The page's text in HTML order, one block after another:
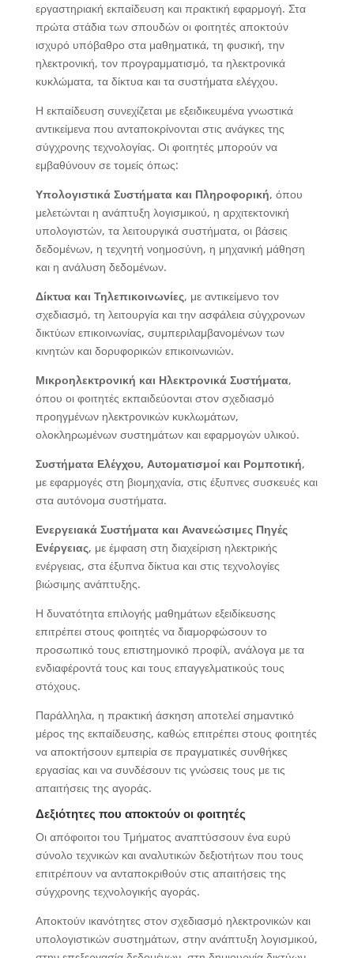
εργαστηριακή εκπαίδευση και πρακτική εφαρμογή. Στα
πρώτα στάδια των σπουδών οι φοιτητές αποκτούν
ισχυρό υπόβαθρο στα μαθηματικά, τη φυσική, την
ηλεκτρονική, τον προγραμματισμό, τα ηλεκτρονικά
κυκλώματα, τα δίκτυα και τα συστήματα ελέγχου.
Η εκπαίδευση συνεχίζεται με εξειδικευμένα γνωστικά
αντικείμενα που ανταποκρίνονται στις ανάγκες της
σύγχρονης τεχνολογίας. Οι φοιτητές μπορούν να
εμβαθύνουν σε τομείς όπως:
Υπολογιστικά Συστήματα και Πληροφορική, όπου
μελετώνται η ανάπτυξη λογισμικού, η αρχιτεκτονική
υπολογιστών, τα λειτουργικά συστήματα, οι βάσεις
δεδομένων, η τεχνητή νοημοσύνη, η μηχανική μάθηση
και η ανάλυση δεδομένων.
Δίκτυα και Τηλεπικοινωνίες, με αντικείμενο τον
σχεδιασμό, τη λειτουργία και την ασφάλεια σύγχρονων
δικτύων επικοινωνίας, συμπεριλαμβανομένων των
κινητών και δορυφορικών επικοινωνιών.
Μικροηλεκτρονική και Ηλεκτρονικά Συστήματα,
όπου οι φοιτητές εκπαιδεύονται στον σχεδιασμό
προηγμένων ηλεκτρονικών κυκλωμάτων,
ολοκληρωμένων συστημάτων και εφαρμογών υλικού.
Συστήματα Ελέγχου, Αυτοματισμοί και Ρομποτική,
με εφαρμογές στη βιομηχανία, στις έξυπνες συσκευές και
στα αυτόνομα συστήματα.
Ενεργειακά Συστήματα και Ανανεώσιμες Πηγές
Ενέργειας, με έμφαση στη διαχείριση ηλεκτρικής
ενέργειας, στα έξυπνα δίκτυα και στις τεχνολογίες
βιώσιμης ανάπτυξης.
Η δυνατότητα επιλογής μαθημάτων εξειδίκευσης
επιτρέπει στους φοιτητές να διαμορφώσουν το
προσωπικό τους επιστημονικό προφίλ, ανάλογα με τα
ενδιαφέροντά τους και τους επαγγελματικούς τους
στόχους.
Παράλληλα, η πρακτική άσκηση αποτελεί σημαντικό
μέρος της εκπαίδευσης, καθώς επιτρέπει στους φοιτητές
να αποκτήσουν εμπειρία σε πραγματικές συνθήκες
εργασίας και να συνδέσουν τις γνώσεις τους με τις
απαιτήσεις της αγοράς.
Δεξιότητες που αποκτούν οι φοιτητές
Οι απόφοιτοι του Τμήματος αναπτύσσουν ένα ευρύ
σύνολο τεχνικών και αναλυτικών δεξιοτήτων που τους
επιτρέπουν να ανταποκριθούν στις απαιτήσεις της
σύγχρονης τεχνολογικής αγοράς.
Αποκτούν ικανότητες στον σχεδιασμό ηλεκτρονικών και
υπολογιστικών συστημάτων, στην ανάπτυξη λογισμικού,